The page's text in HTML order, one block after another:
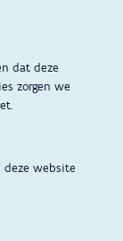
dat deze
zorgen we
deze website